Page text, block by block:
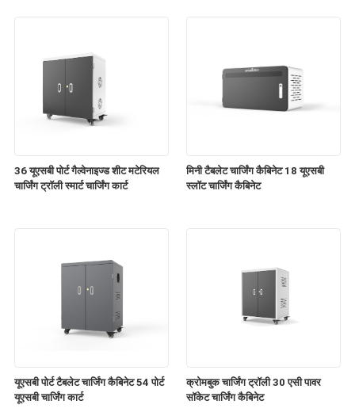
36 यूएसबी पोर्ट गैल्वेनाइज्ड शीट मटेरियल
चार्जिंग ट्रॉली स्मार्ट चार्जिंग कार्ट
मिनी टैबलेट चार्जिंग कैबिनेट 18 यूएसबी
स्लॉट चार्जिंग कैबिनेट
यूएसबी पोर्ट टैबलेट चार्जिंग कैबिनेट 54 पोर्ट
यूएसबी चार्जिंग कार्ट
क्रोमबुक चार्जिंग ट्रॉली 30 एसी पावर
सॉकेट चार्जिंग कैबिनेट